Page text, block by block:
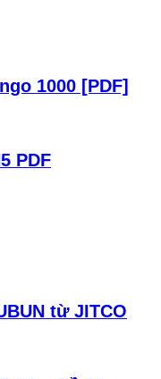
1000 [PDF]
PDF
từ JITCO